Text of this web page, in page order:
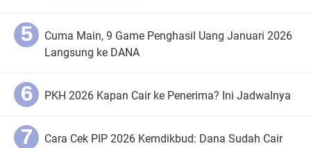
Cuma Main, 9 Game Penghasil Uang Januari 2026
Langsung ke DANA
PKH 2026 Kapan Cair ke Penerima? Ini Jadwalnya
Cara Cek PIP 2026 Kemdikbud: Dana Sudah Cair